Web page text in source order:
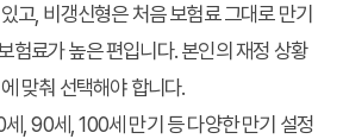
고, 비갱신형은 처음 보험료 그대로 만기
험료가 높은 편입니다. 본인의 재정 상황
맞춰 선택해야 합니다.
세, 90세, 100세 만기 등 다양한 만기 설정